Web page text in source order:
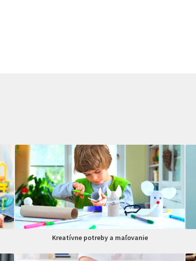
Kreatívne potreby a maľovanie